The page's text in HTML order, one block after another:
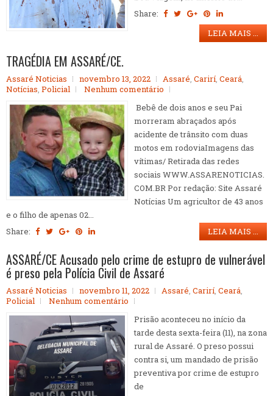
Share:
LEIA MAIS ...
TRAGÉDIA EM ASSARÉ/CE.
Assaré Noticias novembro 13, 2022 Assaré, Carirí, Ceará,
Notícias, Policial
Nenhum comentário
Bebê de dois anos e seu Pai
morreram abraçados após
acidente de trânsito com duas
motos em rodoviaImagens das
vítimas/ Retirada das redes
sociais WWW.ASSARENOTICIAS.
COM.BR Por redação: Site Assaré
Notícias Um agricultor de 43 anos
e o filho de apenas 02...
Share:
LEIA MAIS ...
ASSARÉ/CE Acusado pelo crime de estupro de vulnerável
é preso pela Polícia Civil de Assaré
Assaré Noticias novembro 11, 2022 Assaré, Carirí, Ceará,
Policial
Nenhum comentário
Prisão aconteceu no início da
tarde desta sexta-feira (11), na zona
rural de Assaré. O preso possui
contra si, um mandado de prisão
preventiva por crime de estupro
de